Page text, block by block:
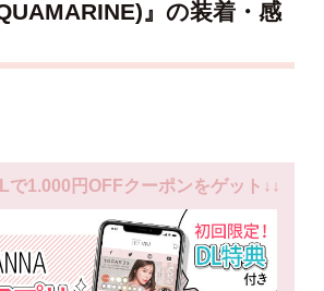
』の装着・感
で1.000円OFFクーポンをゲット↓↓